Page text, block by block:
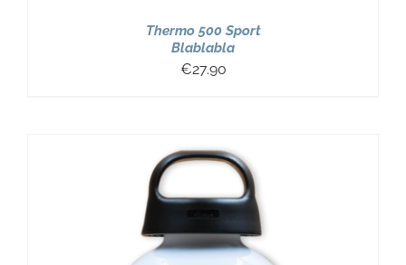
Thermo 500 Sport
Blablabla
€27.90